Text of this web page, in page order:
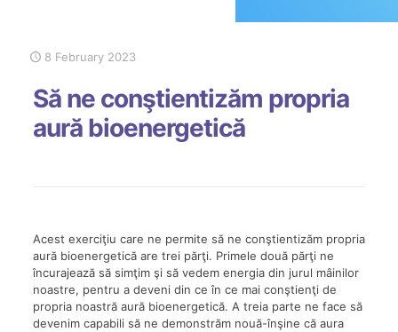
8 February 2023
Să ne conştientizăm propria
aură bioenergetică
Acest exerciţiu care ne permite să ne conştientizăm propria
aură bioenergetică are trei părţi. Primele două părţi ne
încurajează să simţim şi să vedem energia din jurul mâinilor
noastre, pentru a deveni din ce în ce mai conştienţi de
propria noastră aură bioenergetică. A treia parte ne face să
devenim capabili să ne demonstrăm nouă-înşine că aura